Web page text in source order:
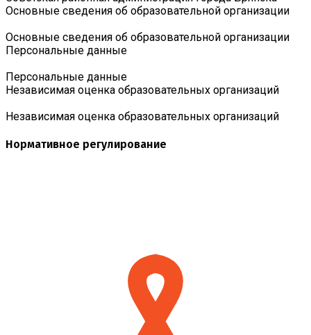
Основные сведения об образовательной организации
Основные сведения об образовательной организации
Персональные данные
Персональные данные
Независимая оценка образовательных организаций
Независимая оценка образовательных организаций
Нормативное регулирование